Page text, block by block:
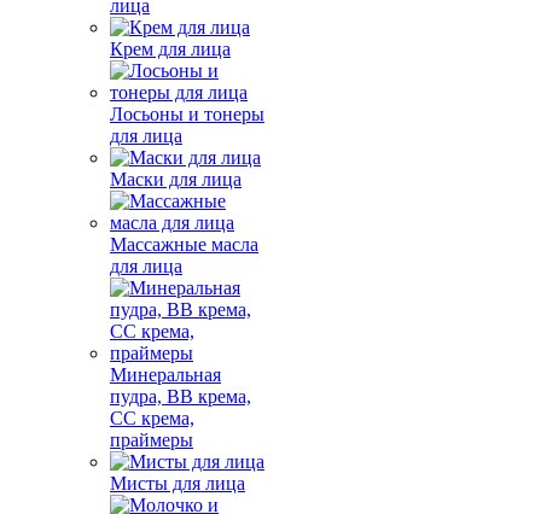
лица
Крем для лица
Лосьоны и тонеры
для лица
Маски для лица
Массажные масла
для лица
Минеральная
пудра, BB крема,
СС крема,
праймеры
Мисты для лица